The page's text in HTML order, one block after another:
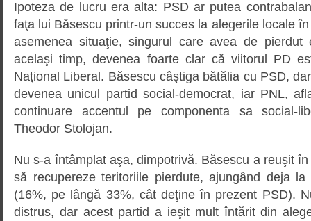
Ipoteza de lucru era alta: PSD ar putea
faţa lui Băsescu printr-un succes la alegerile locale
asemenea situaţie, singurul care avea de pierdut
acelaşi timp, devenea foarte clar că viitorul PD
Naţional Liberal. Băsescu câştiga bătălia cu PSD,
devenea unicul partid social-democrat, iar PNL,
continuare accentul pe componenta sa social-
Theodor Stolojan.
Nu s-a întâmplat aşa, dimpotrivă. Băsescu a reuşit
să recupereze teritoriile pierdute, ajungând deja
(16%, pe lângă 33%, cât deţine în prezent PSD).
distrus, dar acest partid a ieşit mult întărit din